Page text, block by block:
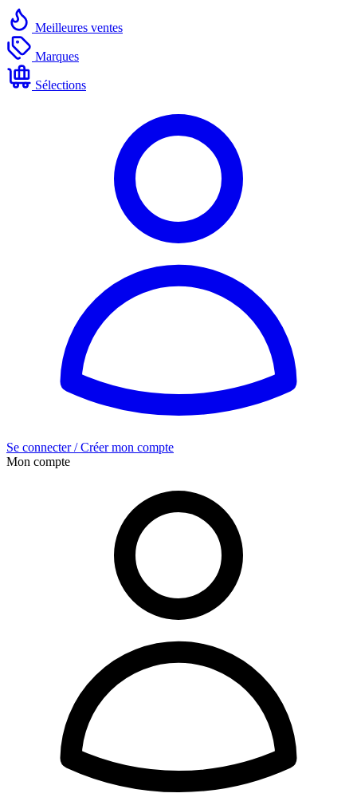
Meilleures ventes
Marques
Sélections
Se connecter / Créer mon compte
Mon compte